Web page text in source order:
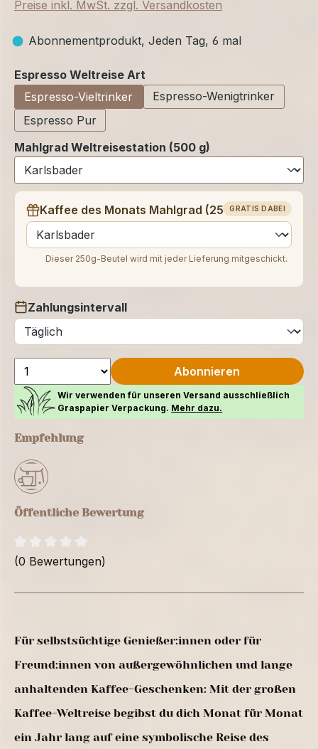
Preise inkl. MwSt. zzgl. Versandkosten
Abonnementprodukt, Jeden Tag, 6 mal
Espresso Weltreise Art
Espresso-Vieltrinker
Espresso-Wenigtrinker
Espresso Pur
Mahlgrad Weltreisestation (500 g)
GRATIS DABEI
Kaffee des Monats Mahlgrad (250 g)
auswählen
Dieser 250g-Beutel wird mit jeder Lieferung mitgeschickt.
Zahlungsintervall
auswählen
Abonnieren
Wir verwenden für unseren Versand ausschließlich
Graspapier Verpackung. Mehr dazu.
Empfehlung
Öffentliche Bewertung
(0 Bewertungen)
Für selbstsüchtige Genießer:innen oder für
Freund:innen von außergewöhnlichen und lange
anhaltenden Kaffee-Geschenken: Mit der großen
Kaffee-Weltreise begibst du dich Monat für Monat
ein Jahr lang auf eine symbolische Reise des